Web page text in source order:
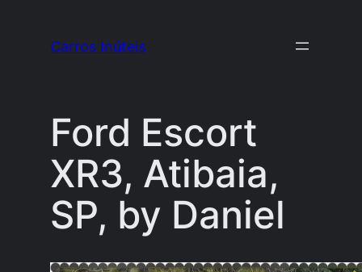
Carros Inúteis
Ford Escort
XR3, Atibaia,
SP, by Daniel